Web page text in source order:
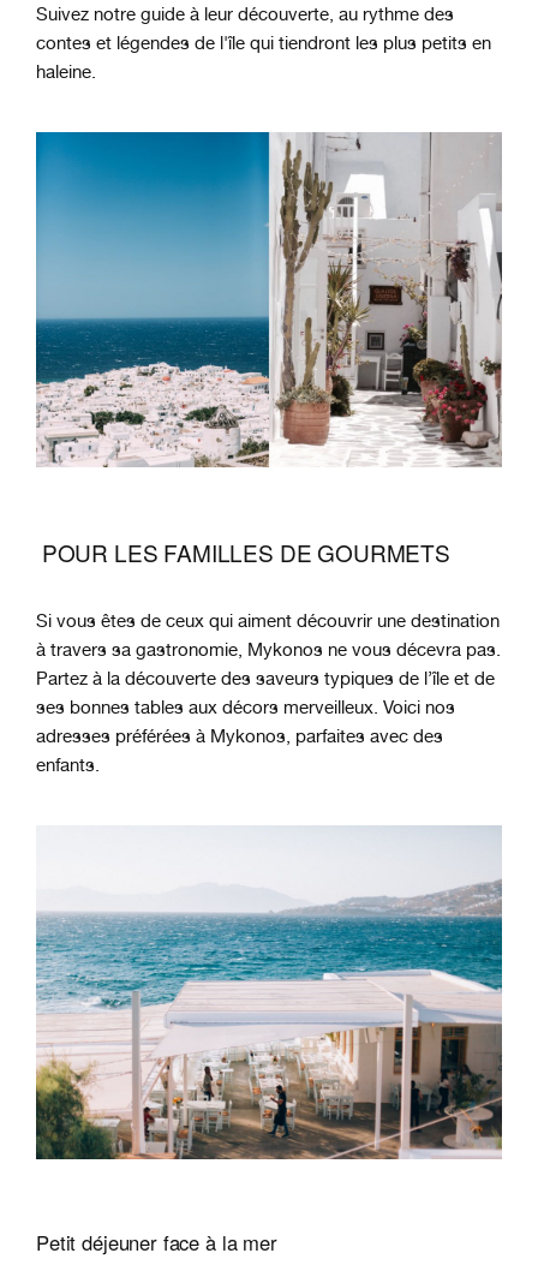
Suivez notre guide à leur découverte, au rythme des
contes et légendes de l'île qui tiendront les plus petits en
haleine.
POUR LES FAMILLES DE GOURMETS
Si vous êtes de ceux qui aiment découvrir une destination
à travers sa gastronomie, Mykonos ne vous décevra pas.
Partez à la découverte des saveurs typiques de l’île et de
ses bonnes tables aux décors merveilleux. Voici nos
adresses préférées à Mykonos, parfaites avec des
enfants.
Petit déjeuner face à la mer